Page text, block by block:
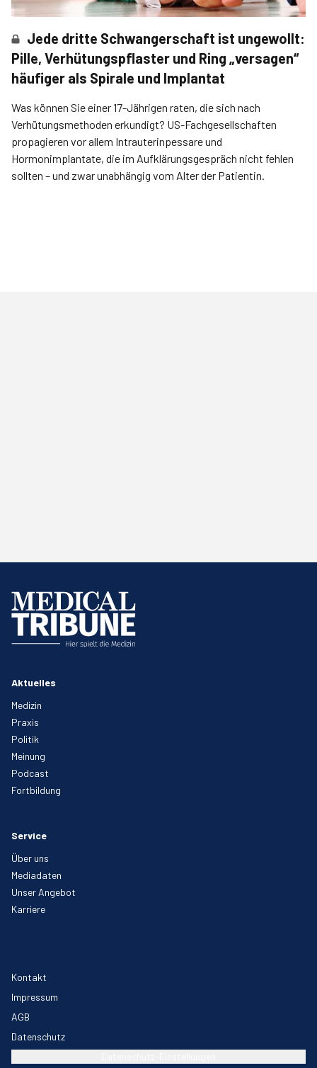
Jede dritte Schwangerschaft ist ungewollt:
Pille, Verhütungspflaster und Ring „versagen“
häufiger als Spirale und Implantat
Was können Sie einer 17-Jährigen raten, die sich nach
Verhütungsmethoden erkundigt? US-Fachgesellschaften
propagieren vor allem Intrauterinpessare und
Hormonimplantate, die im Aufklärungsgespräch nicht fehlen
sollten – und zwar unabhängig vom Alter der Patientin.
Aktuelles
Medizin
Praxis
Politik
Meinung
Podcast
Fortbildung
Service
Über uns
Mediadaten
Unser Angebot
Karriere
Kontakt
Impressum
AGB
Datenschutz